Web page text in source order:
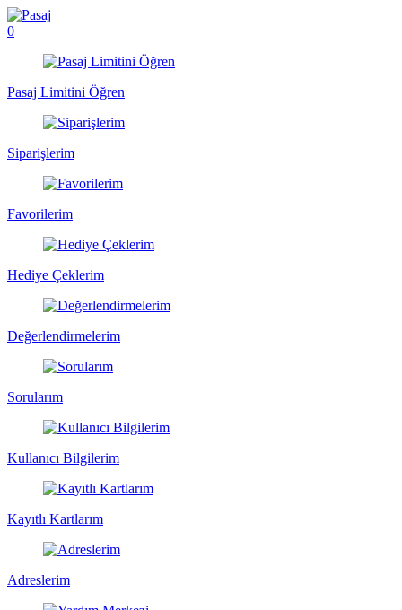
0
Pasaj Limitini Öğren
Siparişlerim
Favorilerim
Hediye Çeklerim
Değerlendirmelerim
Sorularım
Kullanıcı Bilgilerim
Kayıtlı Kartlarım
Adreslerim